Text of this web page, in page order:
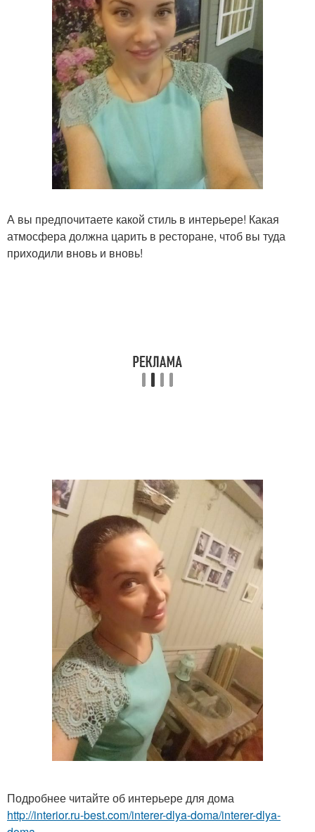
А вы предпочитаете какой стиль в интерьере! Какая
атмосфера должна царить в ресторане, чтоб вы туда
приходили вновь и вновь!
Подробнее читайте об интерьере для дома
http://interior.ru-best.com/interer-dlya-doma/interer-dlya-